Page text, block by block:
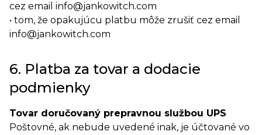
cez email info@jankowitch.com
• tom, že opakujúcu platbu môže zrušiť cez email
info@jankowitch.com
6. Platba za tovar a dodacie
podmienky
Tovar doručovaný prepravnou službou UPS
Poštovné, ak nebude uvedené inak, je účtované vo